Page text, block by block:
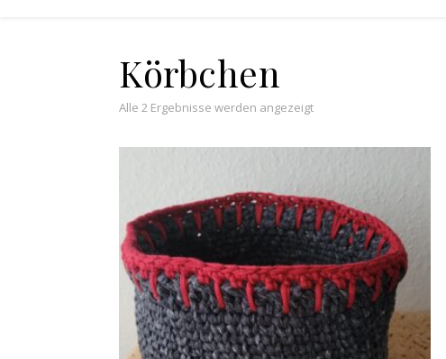
Körbchen
Alle 2 Ergebnisse werden angezeigtNach Aktualität sortiert